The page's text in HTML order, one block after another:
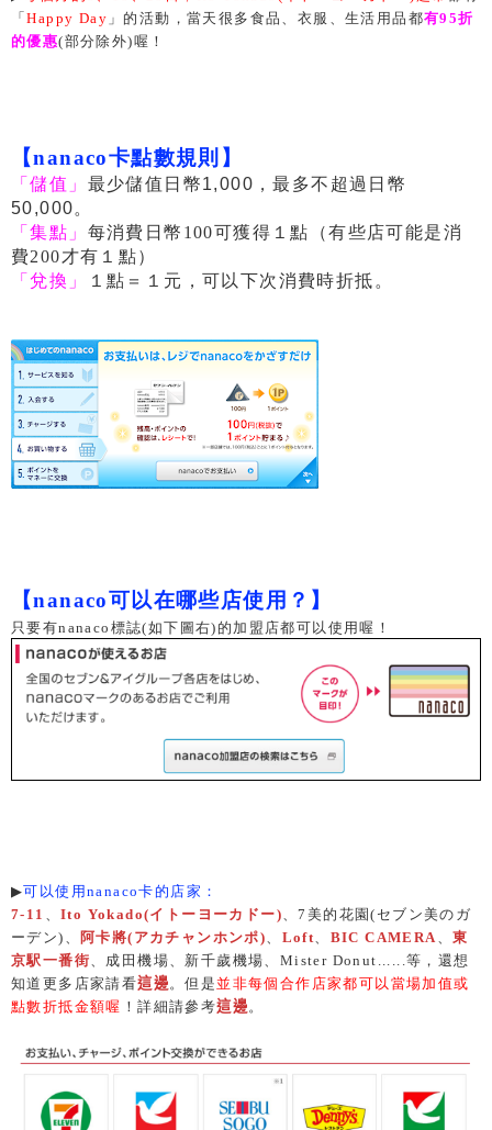
「Happy Day 」的活動，當天很多食品、衣服、生活用品都有95折
的優惠(部分除外)喔！
【nanaco卡點數規則】
「儲值」 最少儲值日幣1,000，最多不超過日幣
50,000。
「集點」 每消費日幣100可獲得１點（有些店可能是消
費200才有１點）
「兌換」
１點＝１元，可以下次消費時折抵。
【nanaco可以在哪些店使用？】
只要有nanaco標誌(如下圖右)的加盟店都可以使用喔！
▶可以使用nanaco卡的店家：
7-11
、Ito Yokado(イトーヨーカドー) 、7 美的花園( セブン美のガ
ーデン) 阿卡將( アカチャンホンポ) Loft BIC CAMERA 、東
京駅一番街
成田機場、新千歲機場、Mister Donut......等，還想
知道更多店家請看這邊 。但是並非每個合作店家都可以當場加值或
點數折抵金額喔 ！詳細請參考這邊 。